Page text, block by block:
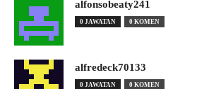
alfonsobeaty241
0 JAWATAN 0 KOMEN
alfredeck70133
0 JAWATAN 0 KOMEN